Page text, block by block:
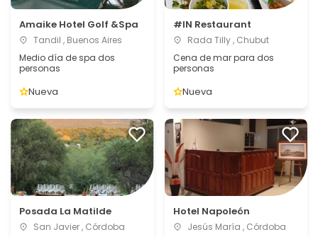
Amaike Hotel Golf &Spa
Tandil , Buenos Aires
Medio día de spa dos
personas
Nueva
#IN Restaurant
Rada Tilly , Chubut
Cena de mar para dos
personas
Nueva
Posada La Matilde
San Javier , Córdoba
Hotel Napoleón
Jesús María , Córdoba